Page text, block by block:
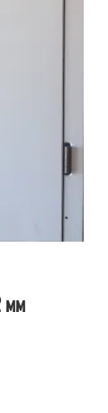
мм